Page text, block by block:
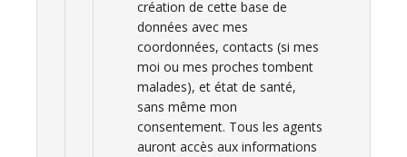
création de cette base de
données avec mes
coordonnées, contacts (si mes
moi ou mes proches tombent
malades), et état de santé,
sans même mon
consentement. Tous les agents
auront accès aux informations